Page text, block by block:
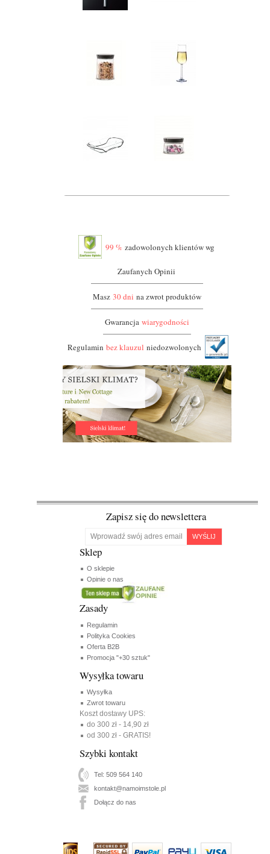
99 % zadowolonych klientów wg
Zaufanych Opinii
Masz30 dni na zwrot produktów
Gwarancjawiarygodności
Regulaminbez klauzul niedozwolonych
Zapisz się do newslettera
WYŚLIJ
Sklep
O sklepie
Opinie o nas
Zasady
Regulamin
Polityka Cookies
Oferta B2B
Promocja "+30 sztuk"
Wysyłka towaru
Wysyłka
Zwrot towaru
Koszt dostawy UPS:
do 300 zł - 14,90 zł
od 300 zł - GRATIS!
Szybki kontakt
Tel: 509 564 140
kontakt@namoimstole.pl
Dołącz do nas